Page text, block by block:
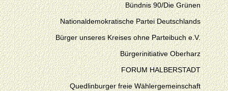
Bündnis 90/Die Grünen
Nationaldemokratische Partei Deutschlands
Bürger unseres Kreises ohne Parteibuch e.V.
Bürgerinitiative Oberharz
FORUM HALBERSTADT
Quedlinburger freie Wählergemeinschaft